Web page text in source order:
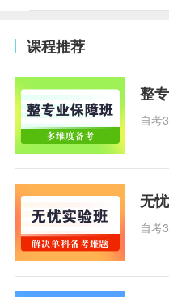
课程推荐
整
自考
无
自考